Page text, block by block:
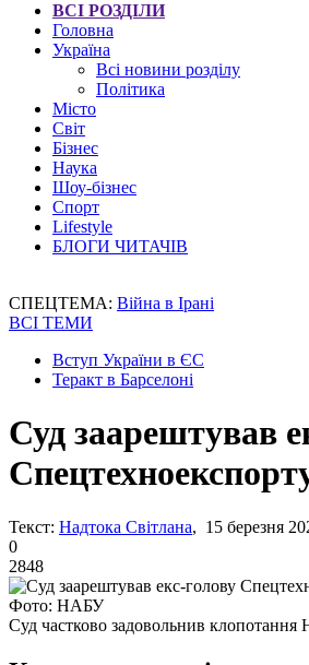
ВСІ РОЗДІЛИ
Головна
Україна
Всі новини розділу
Політика
Місто
Світ
Бізнес
Наука
Шоу-бізнес
Спорт
Lifestyle
БЛОГИ ЧИТАЧІВ
СПЕЦТЕМА: Війна в Ірані
ВСІ ТЕМИ
Вступ України в ЄС
Теракт в Барселоні
Суд заарештував
Текст: Надтока Світлана, 15 березня
0
2848
Фото: НАБУ
Суд частково задовольнив